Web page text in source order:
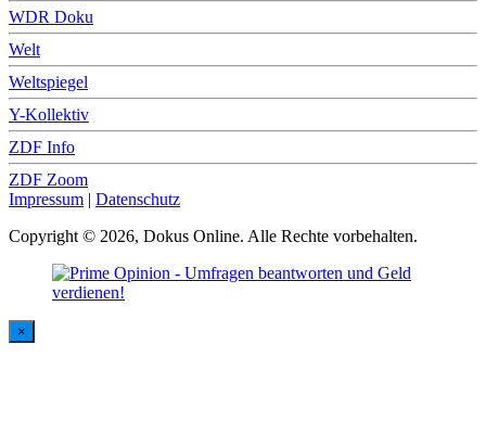
WDR Doku
Welt
Weltspiegel
Y-Kollektiv
ZDF Info
ZDF Zoom
Impressum | Datenschutz
Copyright © 2026, Dokus Online. Alle Rechte vorbehalten.
×